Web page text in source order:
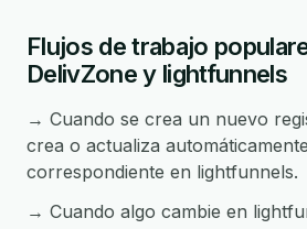
Flujos de trabajo
DelivZone y lightfunnels
→ Cuando se crea un nuevo
crea o actualiza
correspondiente en lightfunnels.
→ Cuando algo cambie en